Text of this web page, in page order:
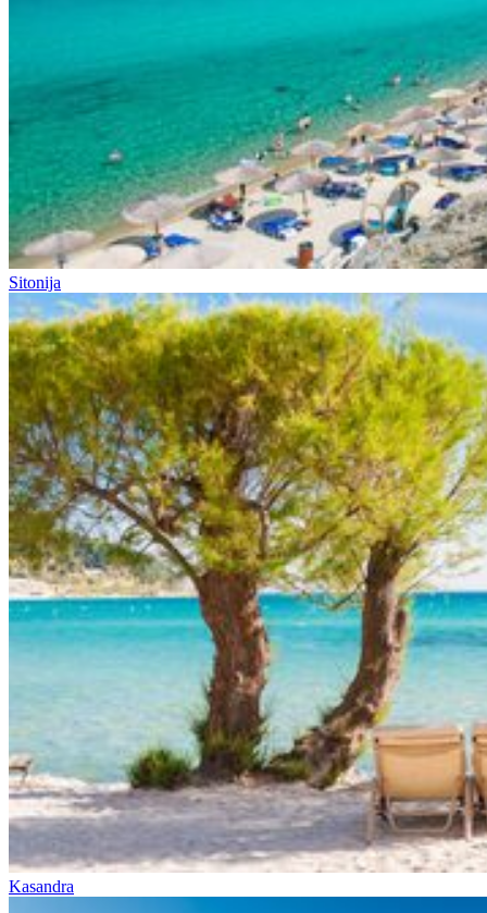
Sitonija
Kasandra